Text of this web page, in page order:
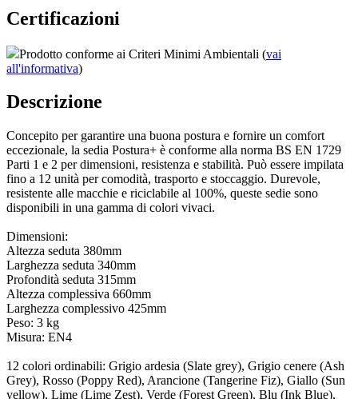
Certificazioni
Prodotto conforme ai Criteri Minimi Ambientali (vai
all'informativa)
Descrizione
Concepito per garantire una buona postura e fornire un comfort
eccezionale, la sedia Postura+ è conforme alla norma BS EN 1729
Parti 1 e 2 per dimensioni, resistenza e stabilità. Può essere impilata
fino a 12 unità per comodità, trasporto e stoccaggio. Durevole,
resistente alle macchie e riciclabile al 100%, queste sedie sono
disponibili in una gamma di colori vivaci.
Dimensioni:
Altezza seduta 380mm
Larghezza seduta 340mm
Profondità seduta 315mm
Altezza complessiva 660mm
Larghezza complessivo 425mm
Peso: 3 kg
Misura: EN4
12 colori ordinabili: Grigio ardesia (Slate grey), Grigio cenere (Ash
Grey), Rosso (Poppy Red), Arancione (Tangerine Fiz), Giallo (Sun
yellow), Lime (Lime Zest), Verde (Forest Green), Blu (Ink Blue),